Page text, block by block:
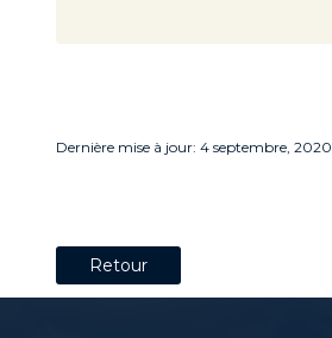
Dernière mise à jour: 4 septembre, 2020.
Retour